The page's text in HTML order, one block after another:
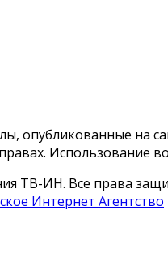
опубликованные на
Использование
ТВ-ИН. Все права
Интернет Агентство